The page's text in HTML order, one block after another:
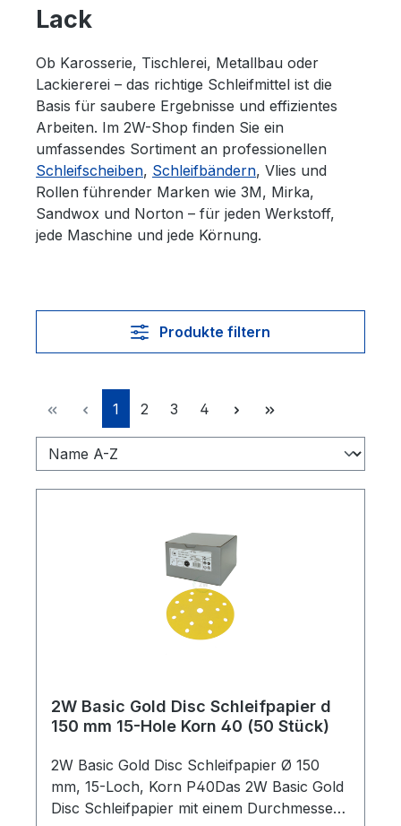
Lack
Ob Karosserie, Tischlerei, Metallbau oder
Lackiererei – das richtige Schleifmittel ist die
Basis für saubere Ergebnisse und effizientes
Arbeiten. Im 2W-Shop finden Sie ein
umfassendes Sortiment an professionellen
Schleifscheiben, Schleifbändern, Vlies und
Rollen führender Marken wie 3M, Mirka,
Sandwox und Norton – für jeden Werkstoff,
jede Maschine und jede Körnung.
Produkte filtern
Seite
1 Seite
2 Seite
3 Seite
4
2W Basic Gold Disc Schleifpapier d
150 mm 15-Hole Korn 40 (50 Stück)
2W Basic Gold Disc Schleifpapier Ø 150
mm, 15-Loch, Korn P40Das 2W Basic Gold
Disc Schleifpapier mit einem Durchmesser